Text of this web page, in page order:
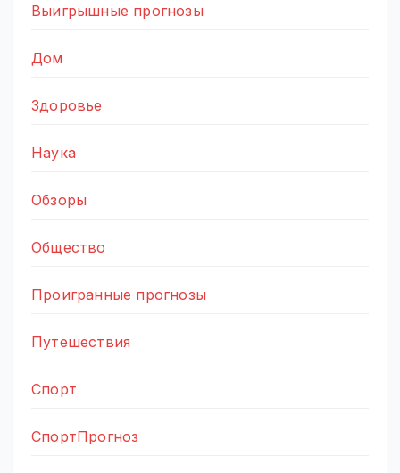
Выигрышные прогнозы
Дом
Здоровье
Наука
Обзоры
Общество
Проигранные прогнозы
Путешествия
Спорт
СпортПрогноз